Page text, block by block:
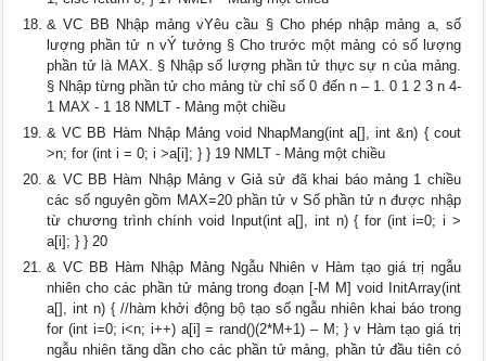
& VC BB Nhập mảng vYêu cầu § Cho phép nhập mảng a, số
lượng phần tử n vÝ tưởng § Cho trước một mảng có số lượng
phần tử là MAX. § Nhập số lượng phần tử thực sự n của mảng.
§ Nhập từng phần tử cho mảng từ chỉ số 0 đến n – 1. 0 1 2 3 n 4-
1 MAX - 1 18 NMLT - Mảng một chiều
& VC BB Hàm Nhập Mảng void NhapMang(int a[], int &n) { cout
>n; for (int i = 0; i >a[i]; } } 19 NMLT - Mảng một chiều
& VC BB Hàm Nhập Mảng v Giả sử đã khai báo mảng 1 chiều
các số nguyên gồm MAX=20 phần tử v Số phần tử n được nhập
từ chương trình chính void Input(int a[], int n) { for (int i=0; i >
a[i]; } } 20
& VC BB Hàm Nhập Mảng Ngẫu Nhiên v Hàm tạo giá trị ngẫu
nhiên cho các phần tử mảng trong đoạn [-M M] void InitArray(int
a[], int n) { //hàm khởi động bộ tạo số ngẫu nhiên khai báo trong
for (int i=0; i<n; i++) a[i] = rand()(2*M+1) – M; } v Hàm tạo giá trị
ngẫu nhiên tăng dần cho các phần tử mảng, phần tử đầu tiên có